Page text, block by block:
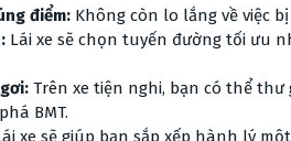
điểm: Không còn lo lắng về việc
Lái xe sẽ chọn tuyến đường tối ưu
Trên xe tiện nghi, bạn có thể
BMT.
xe sẽ giúp bạn sắp xếp hành lý